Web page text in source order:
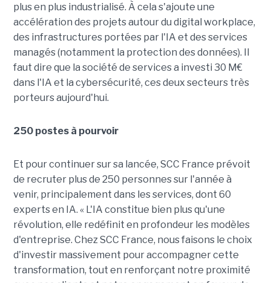
plus en plus industrialisé. À cela s'ajoute une
accélération des projets autour du digital workplace,
des infrastructures portées par l'IA et des services
managés (notamment la protection des données). Il
faut dire que la société de services a investi 30 M€
dans l'IA et la cybersécurité, ces deux secteurs très
porteurs aujourd'hui.
250 postes à pourvoir
Et pour continuer sur sa lancée, SCC France prévoit
de recruter plus de 250 personnes sur l'année à
venir, principalement dans les services, dont 60
experts en IA. « L'IA constitue bien plus qu'une
révolution, elle redéfinit en profondeur les modèles
d'entreprise. Chez SCC France, nous faisons le choix
d'investir massivement pour accompagner cette
transformation, tout en renforçant notre proximité